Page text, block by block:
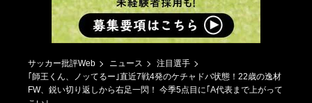
サッカー批評Web ニュース
注目選手
｢師王くん、ノッてるー｣直近7戦4発のケチャドバ状態！22歳の逸材
FW、鋭い切り返しから右足一閃！ 今季5点目に｢A代表まで上がって